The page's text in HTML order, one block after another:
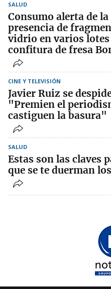
SALUD
Consumo alerta de
presencia de
vidrio en varios lotes
confitura de fresa
CINE Y TELEVISIÓN
Javier Ruiz se
"Premien el
castiguen la basura"
SALUD
Estas son las claves
que se te duerman